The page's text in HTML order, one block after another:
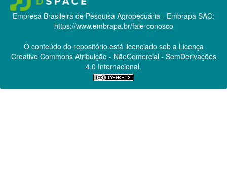
Empresa Brasileira de Pesquisa Agropecuária - Embrapa SAC:
https://www.embrapa.br/fale-conosco
O conteúdo do repositório está licenciado sob a Licença
Creative CommonsAtribuição - NãoComercial - SemDerivações
4.0 Internacional.